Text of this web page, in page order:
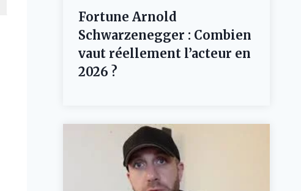
Fortune Arnold
Schwarzenegger : Combien
vaut réellement l’acteur en
2026 ?